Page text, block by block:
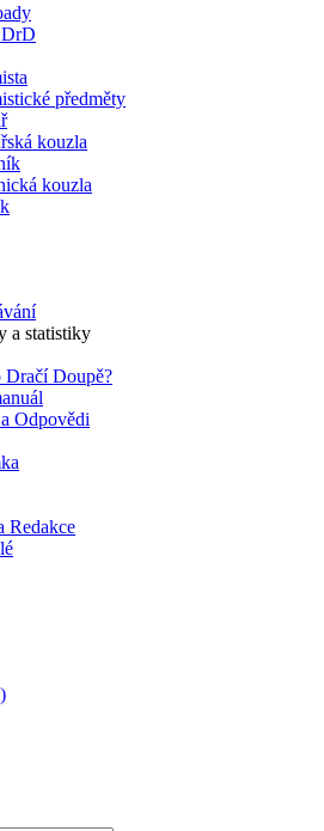
předměty
kouzla
kouzla
a statistiky
Dračí Doupě?
Odpovědi
Redakce